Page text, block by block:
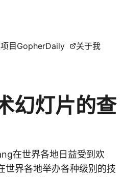
项目 GopherDaily 关于我
幻灯片的查
在世界各地日益受到欢
世界各地举办各种级别的技